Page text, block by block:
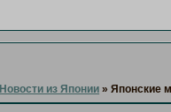
Новости из Японии »Японские